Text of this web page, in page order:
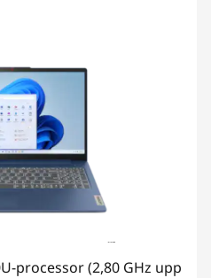
processor (2,80 GHz upp